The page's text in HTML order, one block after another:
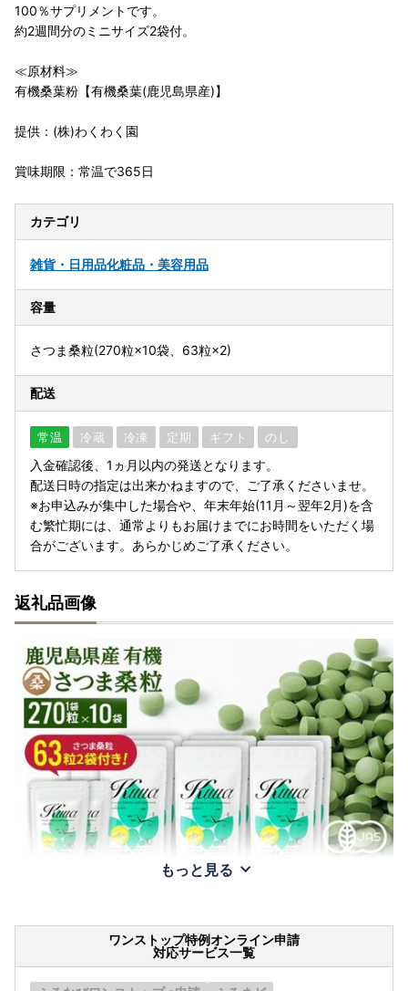
100％サプリメントです。
約2週間分のミニサイズ2袋付。
≪原材料≫
有機桑葉粉【有機桑葉(鹿児島県産)】
提供：(株)わくわく園
賞味期限：常温で365日
カテゴリ
雑貨・日用品化粧品・美容用品
容量
さつま桑粒(270粒×10袋、63粒×2)
配送
常温 冷蔵 冷凍 定期 ギフト のし
入金確認後、1ヵ月以内の発送となります。
配送日時の指定は出来かねますので、ご了承くださいませ。
※お申込みが集中した場合や、年末年始(11月～翌年2月)を含
む繁忙期には、通常よりもお届けまでにお時間をいただく場
合がございます。あらかじめご了承ください。
返礼品画像
もっと見る
ワンストップ特例オンライン申請
対応サービス一覧